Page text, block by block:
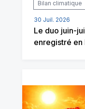
Bilan climatique
30 Juil. 2026
Le duo juin-
enregistré en